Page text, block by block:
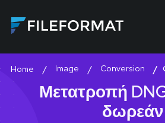
Home Image Conversion
Μετατροπή
δωρεάν